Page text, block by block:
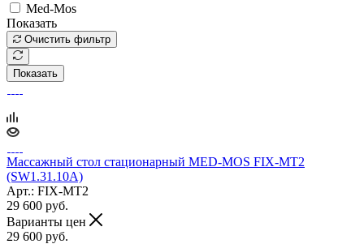
Med-Mos
Показать
Очистить фильтр
Показать
Массажный стол стационарный MED-MOS FIX-MT2
(SW1.31.10A)
Арт.: FIX-MT2
29 600 руб.
Варианты цен
29 600 руб.